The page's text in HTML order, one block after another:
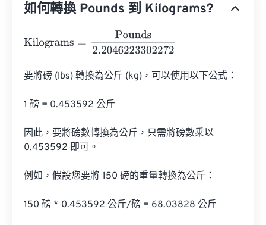
如何轉換 Pounds 到 Kilograms?
Kilograms 2.2046223302272
要將磅 (lbs) 轉換為公斤 (kg)，可以使用以下公式：
1 磅 = 0.453592 公斤
因此，要將磅數轉換為公斤，只需將磅數乘以
0.453592 即可。
例如，假設您要將 150 磅的重量轉換為公斤：
150 磅 * 0.453592 公斤/磅 = 68.03828 公斤